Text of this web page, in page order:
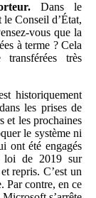
Dans le
Conseil d’État,
vous que la
à terme ? Cela
très
historiquement
les prises de
et les prochaines
le système ni
ont été engagés
loi de 2019 sur
repris. C’est un
Par contre, en ce